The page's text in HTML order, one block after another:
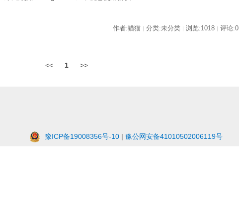
作者:猫猫 | 分类:未分类 | 浏览:1018 | 评论:0
<< 1 >>
豫ICP备19008356号-10 | 豫公网安备41010502006119号